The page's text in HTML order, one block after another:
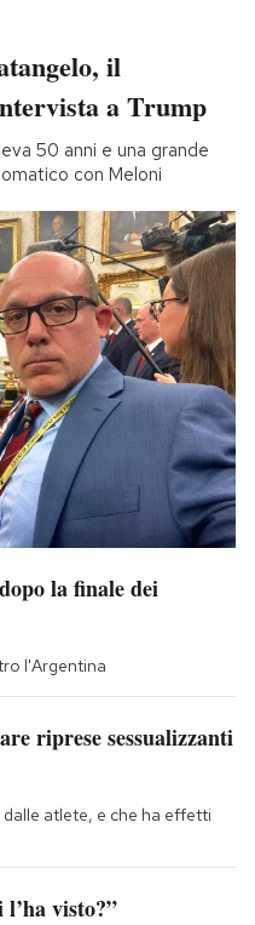
il
a Trump
50 anni e una grande
con Meloni
la finale dei
l'Argentina
riprese sessualizzanti
atlete, e che ha effetti
visto?”